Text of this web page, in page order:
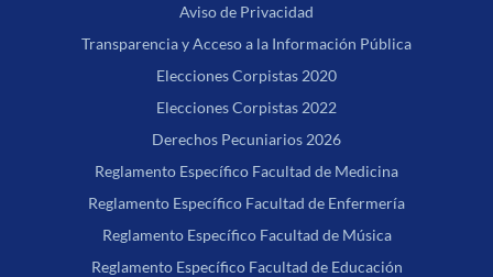
Aviso de Privacidad
Transparencia y Acceso a la Información Pública
Elecciones Corpistas 2020
Elecciones Corpistas 2022
Derechos Pecuniarios 2026
Reglamento Específico Facultad de Medicina
Reglamento Específico Facultad de Enfermería
Reglamento Específico Facultad de Música
Reglamento Específico Facultad de Educación